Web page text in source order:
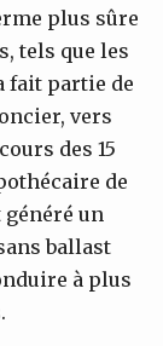
plus sûre
tels que les
fait partie de
vers
des 15
de
généré un
ballast
à plus